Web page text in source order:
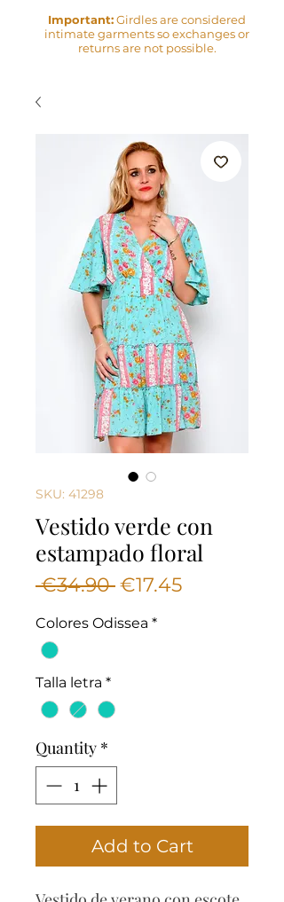
Important:Girdles are considered
intimate garments so exchanges or
returns are not possible.
SKU: 41298
Vestido verde con
estampado floral
€34.90 Regular
€17.45Sale
Colores Odissea *
Talla letra *
Quantity *
Add to Cart